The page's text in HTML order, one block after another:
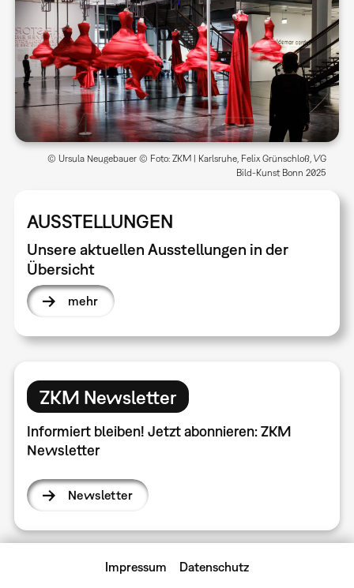
AUSSTELLUNGEN
Unsere aktuellen Ausstellungen in der
Übersicht
mehr
© Ursula Neugebauer © Foto: ZKM | Karlsruhe, Felix Grünschloß, VG
Bild-Kunst Bonn 2025
ZKM Newsletter
Informiert bleiben! Jetzt abonnieren: ZKM
Newsletter
Newsletter
Impressum Datenschutz